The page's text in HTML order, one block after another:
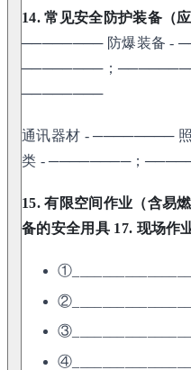
14. 常见安全防护装备（应
──────── 防爆装备 -
────────；
────────
通讯器材 - ────────
类 - ────────；
15. 有限空间作业（含易
备的安全用具 17. 现场作